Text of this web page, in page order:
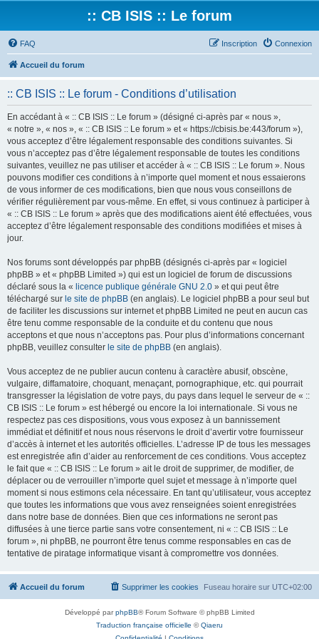
:: CB ISIS :: Le forum
FAQ Connexion
Inscription
Accueil du forum
:: CB ISIS :: Le forum - Conditions d’utilisation
En accédant à « :: CB ISIS :: Le forum » (désigné ci-après par « nous »,
« notre », « nos », « :: CB ISIS :: Le forum » et « https://cbisis.be:443/forum »),
vous acceptez d’être légalement responsable des conditions suivantes. Si
vous n’acceptez pas d’être légalement responsable de toutes les conditions
suivantes, veuillez ne pas utiliser et accéder à « :: CB ISIS :: Le forum ». Nous
pouvons modifier ces conditions à n’importe quel moment et nous essaierons
de vous informer de ces modifications, bien que nous vous conseillons de
vérifier régulièrement par vous-même. En effet, si vous continuez à participer à
« :: CB ISIS :: Le forum » après que des modifications aient été effectuées, vous
acceptez d’être légalement responsable des conditions modifiées et mises à
jour.
Nos forums sont développés par phpBB (désignés ci-après par « logiciel
phpBB » et « phpBB Limited ») qui est un logiciel de forum de discussions
déclaré sous la « licence publique générale GNU 2.0 » et qui peut être
téléchargé sur le site de phpBB (en anglais). Le logiciel phpBB a pour seul but
de faciliter les discussions sur internet et phpBB Limited ne peut en aucun cas
être tenu comme responsable de la conduite et du contenu que nous
acceptons et que nous n’acceptons pas. Pour plus d’informations concernant
phpBB, veuillez consulter le site de phpBB (en anglais).
Vous acceptez de ne publier aucun contenu à caractère abusif, obscène,
vulgaire, diffamatoire, choquant, menaçant, pornographique, etc. qui pourrait
transgresser la législation de votre pays, du pays dans lequel le serveur de « ::
CB ISIS :: Le forum » est hébergé ou encore la loi internationale. Si vous ne
respectez pas ces dispositions, vous vous exposez à un bannissement
immédiat et définitif et nous nous réservons le droit d’avertir votre fournisseur
d’accès à internet et les autorités officielles. L’adresse IP de tous les messages
est enregistrée afin d’aider au renforcement de ces conditions. Vous acceptez
le fait que « :: CB ISIS :: Le forum » ait le droit de supprimer, de modifier, de
déplacer ou de verrouiller n’importe quel sujet et message à n’importe quel
moment si nous estimons cela nécessaire. En tant qu’utilisateur, vous acceptez
que toutes les informations que vous avez renseignées soient enregistrées
dans notre base de données. Bien que ces informations ne seront pas
diffusées à une tierce partie sans votre consentement, ni « :: CB ISIS :: Le
forum », ni phpBB, ne pourront être tenus comme responsables en cas de
tentative de piratage informatique visant à compromettre vos données.
Accueil du forum Fuseau horaire sur UTC+02:00
Supprimer les cookies
Développé parphpBB® Forum Software © phpBB Limited
Traduction française officielle ©Qiaeru